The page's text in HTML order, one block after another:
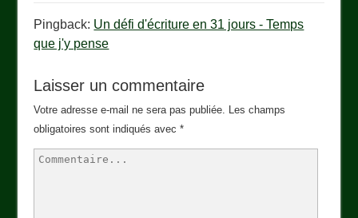
Pingback: Un défi d'écriture en 31 jours - Temps
que j'y pense
Laisser un commentaire
Votre adresse e-mail ne sera pas publiée. Les champs
obligatoires sont indiqués avec*